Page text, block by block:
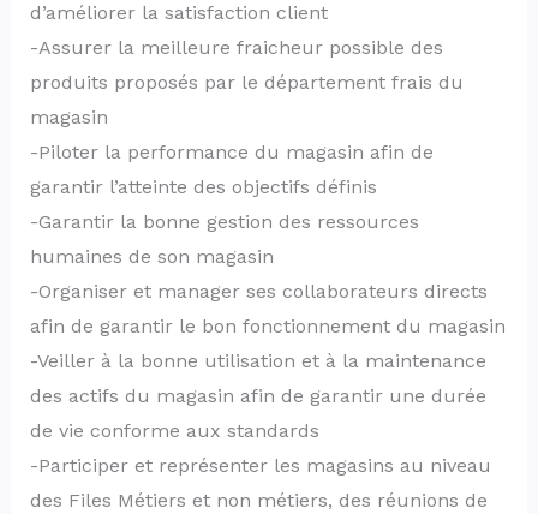
d’améliorer la satisfaction client
-Assurer la meilleure fraicheur possible des
produits proposés par le département frais du
magasin
-Piloter la performance du magasin afin de
garantir l’atteinte des objectifs définis
-Garantir la bonne gestion des ressources
humaines de son magasin
-Organiser et manager ses collaborateurs directs
afin de garantir le bon fonctionnement du magasin
-Veiller à la bonne utilisation et à la maintenance
des actifs du magasin afin de garantir une durée
de vie conforme aux standards
-Participer et représenter les magasins au niveau
des Files Métiers et non métiers, des réunions de